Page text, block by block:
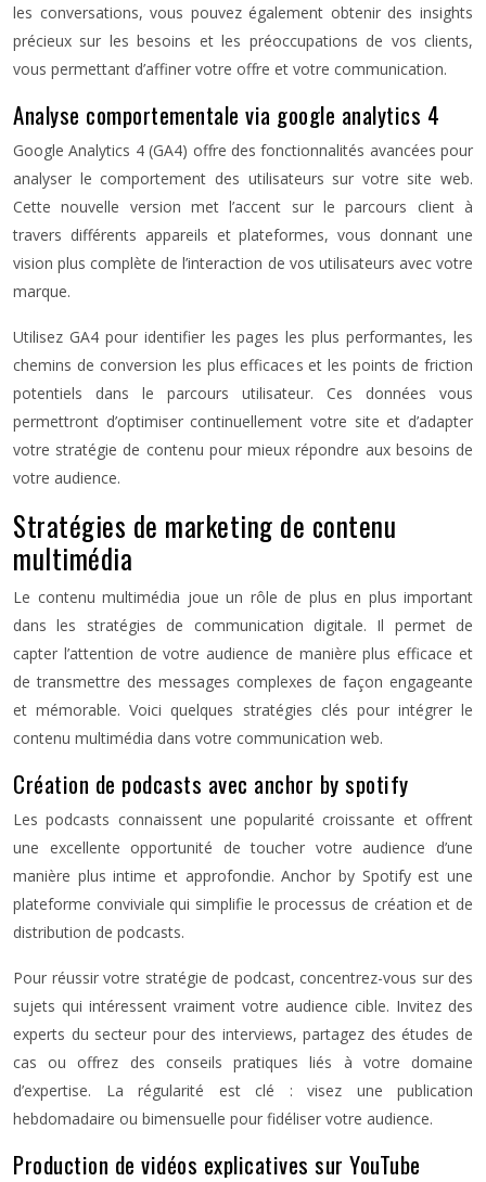
les conversations, vous pouvez également obtenir des insights
précieux sur les besoins et les préoccupations de vos clients,
vous permettant d’affiner votre offre et votre communication.
Analyse comportementale via google analytics 4
Google Analytics 4 (GA4) offre des fonctionnalités avancées pour
analyser le comportement des utilisateurs sur votre site web.
Cette nouvelle version met l’accent sur le parcours client à
travers différents appareils et plateformes, vous donnant une
vision plus complète de l’interaction de vos utilisateurs avec votre
marque.
Utilisez GA4 pour identifier les pages les plus performantes, les
chemins de conversion les plus efficaces et les points de friction
potentiels dans le parcours utilisateur. Ces données vous
permettront d’optimiser continuellement votre site et d’adapter
votre stratégie de contenu pour mieux répondre aux besoins de
votre audience.
Stratégies de marketing de contenu
multimédia
Le contenu multimédia joue un rôle de plus en plus important
dans les stratégies de communication digitale. Il permet de
capter l’attention de votre audience de manière plus efficace et
de transmettre des messages complexes de façon engageante
et mémorable. Voici quelques stratégies clés pour intégrer le
contenu multimédia dans votre communication web.
Création de podcasts avec anchor by spotify
Les podcasts connaissent une popularité croissante et offrent
une excellente opportunité de toucher votre audience d’une
manière plus intime et approfondie. Anchor by Spotify est une
plateforme conviviale qui simplifie le processus de création et de
distribution de podcasts.
Pour réussir votre stratégie de podcast, concentrez-vous sur des
sujets qui intéressent vraiment votre audience cible. Invitez des
experts du secteur pour des interviews, partagez des études de
cas ou offrez des conseils pratiques liés à votre domaine
d’expertise. La régularité est clé : visez une publication
hebdomadaire ou bimensuelle pour fidéliser votre audience.
Production de vidéos explicatives sur YouTube